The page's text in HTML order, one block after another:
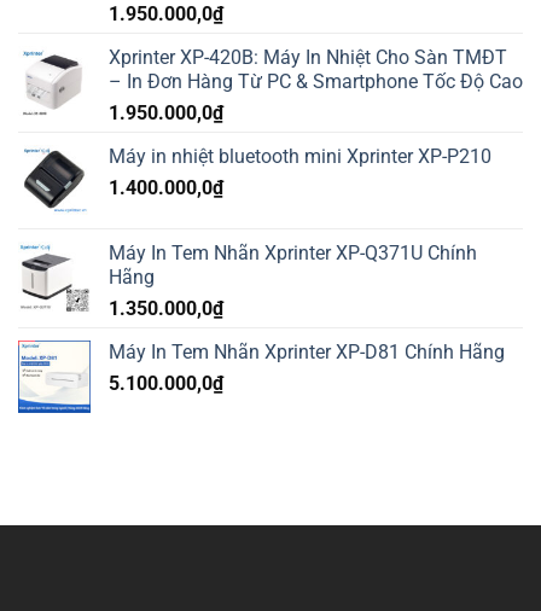
1.950.000,0₫
Xprinter XP-420B: Máy In Nhiệt Cho Sàn TMĐT
– In Đơn Hàng Từ PC & Smartphone Tốc Độ Cao
1.950.000,0₫
Máy in nhiệt bluetooth mini Xprinter XP-P210
1.400.000,0₫
Máy In Tem Nhãn Xprinter XP-Q371U Chính
Hãng
1.350.000,0₫
Máy In Tem Nhãn Xprinter XP-D81 Chính Hãng
5.100.000,0₫